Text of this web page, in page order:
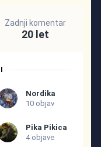
Zadnji komentar
20 let
Nordika
10 objav
Pika Pikica
4 objave